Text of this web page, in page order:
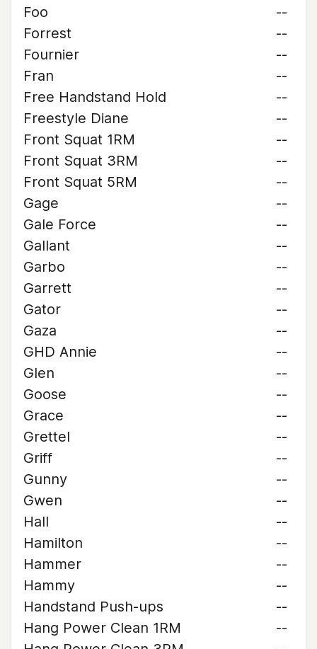
Foo
--
Forrest
--
Fournier
--
Fran
--
Free Handstand Hold
--
Freestyle Diane
--
Front Squat 1RM
--
Front Squat 3RM
--
Front Squat 5RM
--
Gage
--
Gale Force
--
Gallant
--
Garbo
--
Garrett
--
Gator
--
Gaza
--
GHD Annie
--
Glen
--
Goose
--
Grace
--
Grettel
--
Griff
--
Gunny
--
Gwen
--
Hall
--
Hamilton
--
Hammer
--
Hammy
--
Handstand Push-ups
--
Hang Power Clean 1RM
--